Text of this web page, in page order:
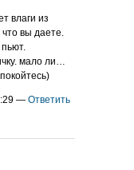
влаги из
вы даете.
мало ли…
— Ответить